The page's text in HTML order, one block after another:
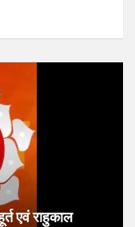
एवं राहुकाल